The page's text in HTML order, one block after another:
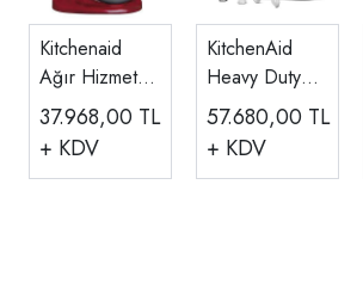
Kitchenaid
Ağır Hizmet
Tipi Set Üstü
Mikser, 4.8
Litre
37.968,00 TL
+ KDV
KitchenAid
Heavy Duty
Kaldırılabilir
Kaseli Stand
Mikser, 6.6 L
57.680,00 TL
+ KDV